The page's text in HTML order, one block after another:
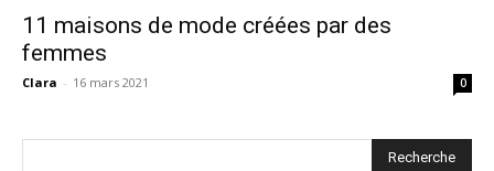
11 maisons de mode créées par des
femmes
Clara - 16 mars 2021 0